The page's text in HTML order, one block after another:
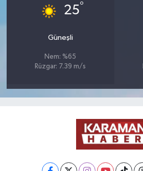
25°
Güneşli
Nem: %65
Rüzgar: 7.39 m/s